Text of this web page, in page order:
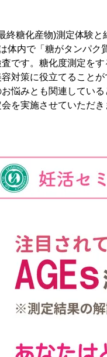
終糖化産物)測定体験
体内で「糖がタンパク
です。糖化度測定を
対策に役立てること
お悩みとも関連してい
を実施させていただき